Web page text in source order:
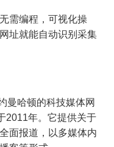
需编程，可视化操
址就能自动识别采集
曼哈顿的科技媒体网
2011年。它提供关于
面报道，以多媒体内